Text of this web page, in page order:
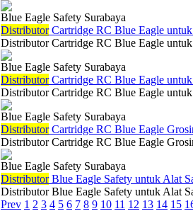
Blue Eagle Safety Surabaya
DistributorCartridge RC Blue Eagle
Distributor Cartridge RC Blue Eagle
Blue Eagle Safety Surabaya
DistributorCartridge RC Blue Eagle
Distributor Cartridge RC Blue Eagle
Blue Eagle Safety Surabaya
DistributorCartridge RC Blue Eagle
Distributor Cartridge RC Blue Eagle
Blue Eagle Safety Surabaya
DistributorBlue Eagle Safety untuk Alat
Distributor Blue Eagle Safety untuk Alat
Prev 1 2 3 4 5 6 7 8 9 10 11 12 13 14 15